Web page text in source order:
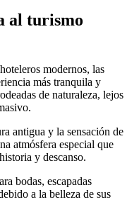
al turismo
modernos, las
más tranquila y
de naturaleza, lejos
antigua y la sensación de
atmósfera especial que
y descanso.
bodas, escapadas
a la belleza de sus